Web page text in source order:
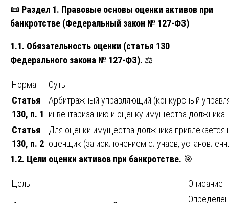
📜 Раздел 1. Правовые основы оценки активов при
банкротстве (Федеральный закон № 127-ФЗ)
1.1. Обязательность оценки (статья 130
Федерального закона № 127-ФЗ). ⚖️
Норма
Суть
Статья
130, п. 1
Арбитражный управляющий (конкурсный
инвентаризацию и оценку имущества должника.
Статья
130, п. 2
Для оценки имущества должника привлекается
оценщик (за исключением случаев,
1.2. Цели оценки активов при банкротстве. 🎯
Цель Описание